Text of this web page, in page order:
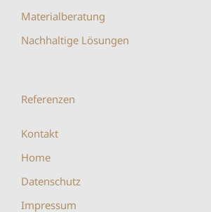
Materialberatung
Nachhaltige Lösungen
Referenzen
Kontakt
Home
Datenschutz
Impressum